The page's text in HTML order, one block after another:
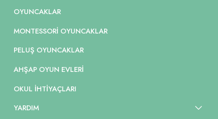
OYUNCAKLAR
MONTESSORI OYUNCAKLAR
PELUŞ OYUNCAKLAR
AHŞAP OYUN EVLERI
OKUL İHTIYAÇLARI
YARDIM